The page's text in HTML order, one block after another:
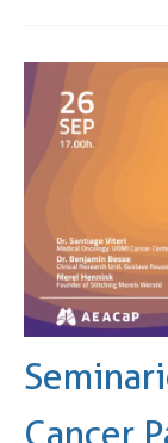
Cancer